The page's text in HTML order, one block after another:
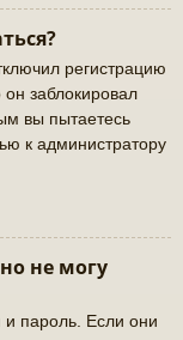
регистрацию
заблокировал
вы пытаетесь
к администратору
не могу
и пароль. Если они